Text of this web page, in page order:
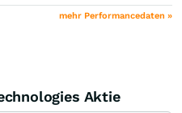
mehr Performancedaten »
Aktie